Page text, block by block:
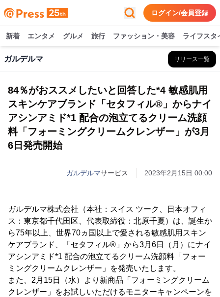
ログイン/会員登録
新着 エンタメ グルメ 旅行 ファッション・美容 ライフスタ
ガルデルマ リリース一覧
84％がおススメしたいと回答した*4 敏感肌用
スキンケアブランド「セタフィル®」からナイ
アシンアミド*1 配合の泡立てるクリーム洗顔
料「フォーミングクリームクレンザー」が3月
6日発売開始
ガルデルマサービス 2023年2月15日 00:00
ガルデルマ株式会社（本社：スイス ツーク、日本オフィ
ス：東京都千代田区、代表取締役：北原千夏）は、誕生か
ら75年以上、世界70ヵ国以上で愛される敏感肌用スキン
ケアブランド、「セタフィル®」から3月6日（月）にナイ
アシンアミド*1 配合の泡立てるクリーム洗顔料「フォー
ミングクリームクレンザー」を発売いたします。
また、2月15日（水）より新商品「フォーミングクリーム
クレンザー」をお試しいただけるモニターキャンペーンを